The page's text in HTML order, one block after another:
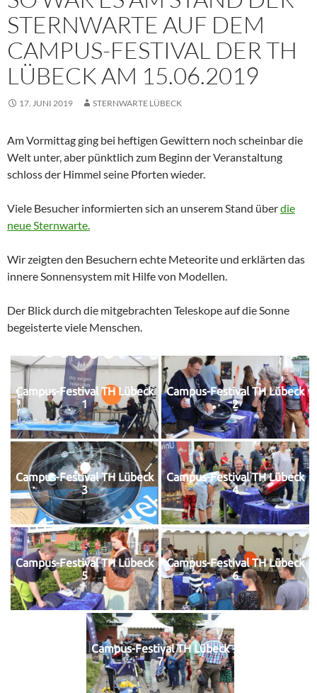
STERNWARTE AUF DEM
CAMPUS-FESTIVAL DER TH
LÜBECK AM 15.06.2019
17. JUNI 2019 STERNWARTE LÜBECK
Am Vormittag ging bei heftigen Gewittern noch scheinbar die
Welt unter, aber pünktlich zum Beginn der Veranstaltung
schloss der Himmel seine Pforten wieder.
Viele Besucher informierten sich an unserem Stand überdie
neue Sternwarte.
Wir zeigten den Besuchern echte Meteorite und erklärten das
innere Sonnensystem mit Hilfe von Modellen.
Der Blick durch die mitgebrachten Teleskope auf die Sonne
begeisterte viele Menschen.
Campus-Festival TH Lübeck
1
Campus-Festival TH Lübeck
2
Campus-Festival TH Lübeck
3
Campus-Festival TH Lübeck
4
Campus-Festival TH Lübeck
5
Campus-Festival TH Lübeck
6
Campus-Festival TH Lübeck
7